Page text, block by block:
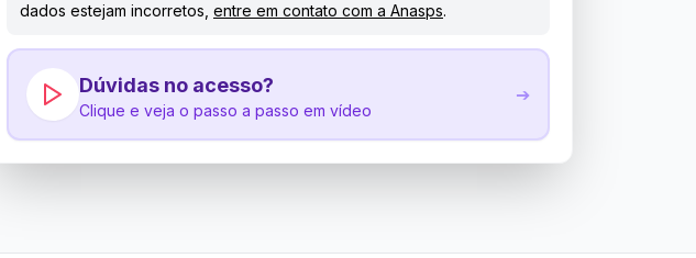
dados estejam incorretos, entre em contato com a Anasps.
Dúvidas no acesso?
Clique e veja o passo a passo em vídeo
➔